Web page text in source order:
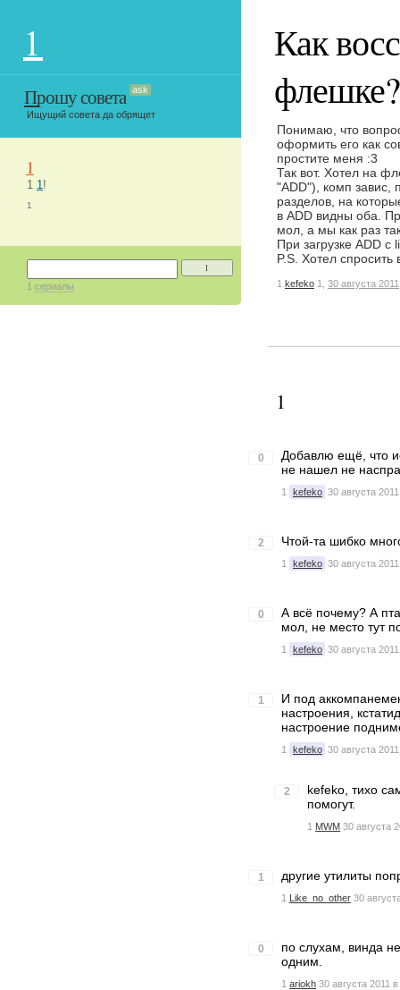
1
Прошу совета ask
Ищущий совета да обрящет
1
1 1!
1
1
1 сериалы
Как
Понимаю, что
оформить его как
простите меня :3
Так вот. Хотел на
"ADD"), комп завис,
разделов, на
в ADD видны оба.
мол, а мы как раз
При загрузке ADD
P.S. Хотел
1 kefeko 1, 30 августа 2011
1
0
Добавлю ещё, что
не нашел не
1 kefeko 30 августа
2 Чтой-та шибко
1 kefeko 30 августа
0
А всё почему? А
мол, не место тут
1 kefeko 30 августа
1
И под
настроения,
настроение
1 kefeko 30 августа
2
kefeko, тихо
помогут.
1 MWM 30 августа
1 другие утилиты
1 Like_no_other 30
0
по слухам, винда
одним.
1 ariokh 30 августа 2011